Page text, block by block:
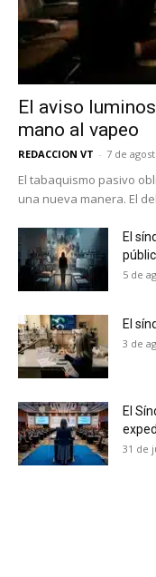
El aviso
mano al vapeo
REDACCION VT - 7 de
El tabaquismo pasivo
una nueva manera. El
El
5 de
El
3 de
El
31 de